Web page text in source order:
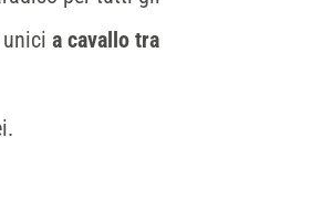
unicia cavallo tra